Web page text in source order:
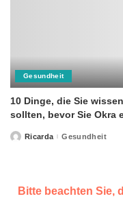
Gesundheit
10 Dinge, die Sie wissen
sollten, bevor Sie Okra
PostedRicarda Gesundheit
Bitte beachten Sie,